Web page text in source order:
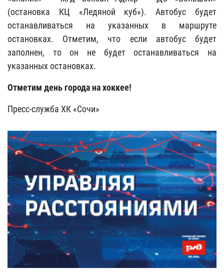
(остановка КЦ «Ледяной куб»). Автобус будет
останавливаться на указанных в маршруте
остановках. Отметим, что если автобус будет
заполнен, то он не будет останавливаться на
указанных остановках.
Отметим день города на хоккее!
Пресс-служба ХК «Сочи»